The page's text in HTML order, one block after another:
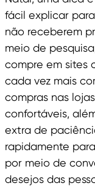
fácil explicar
não receberem
meio de
compre em sites
cada vez mais
compras nas
confortáveis,
extra de
rapidamente
por meio de
desejos das